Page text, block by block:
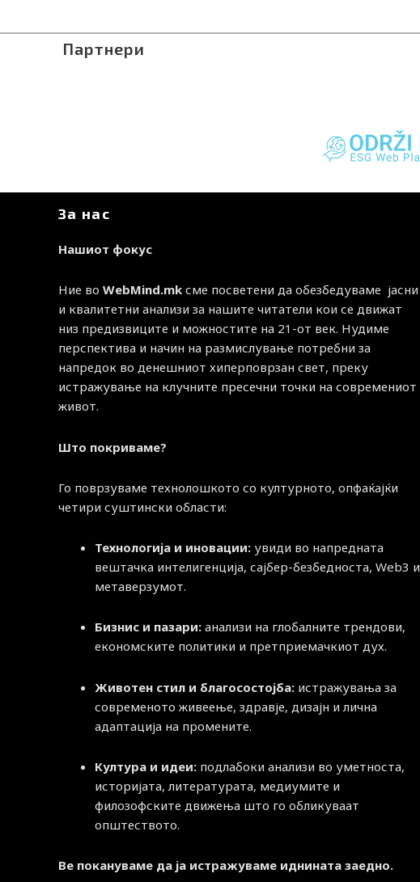
Партнери
За нас
Нашиот фокус
Ние во WebMind.mk сме посветени да обезбедуваме јасни
и квалитетни анализи за нашите читатели кои се движат
низ предизвиците и можностите на 21-от век. Нудиме
перспектива и начин на размислување потребни за
напредок во денешниот хиперповрзан свет, преку
истражување на клучните пресечни точки на современиот
живот.
Што покриваме?
Го поврзуваме технолошкото со културното, опфаќајќи
четири суштински области:
Технологија и иновации: увиди во напредната
вештачка интелигенција, сајбер-безбедноста, Web3 и
метаверзумот.
Бизнис и пазари: анализи на глобалните трендови,
економските политики и претприемачкиот дух.
Животен стил и благосостојба: истражувања за
современото живеење, здравје, дизајн и лична
адаптација на промените.
Култура и идеи: подлабоки анализи во уметноста,
историјата, литературата, медиумите и
филозофските движења што го обликуваат
општеството.
Ве покануваме да ја истражуваме иднината заедно.